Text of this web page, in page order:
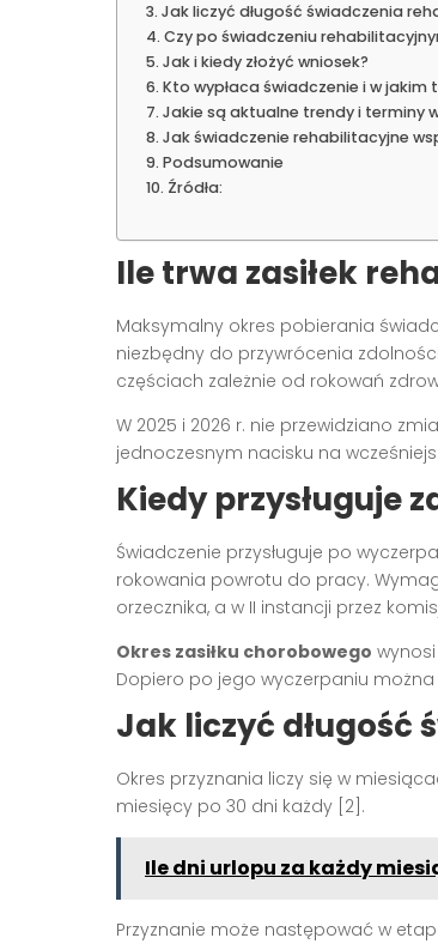
Jak liczyć długość świadczenia
Czy po świadczeniu
Jak i kiedy złożyć wniosek?
Kto wypłaca świadczenie i w jakim
Jakie są aktualne trendy i terminy
Jak świadczenie rehabilitacyjne
Podsumowanie
Źródła:
Ile trwa zasiłek
Maksymalny okres pobierania
niezbędny do przywrócenia
częściach zależnie od rokowań
W 2025 i 2026 r. nie przewidziano
jednoczesnym nacisku na
Kiedy przysługuje
Świadczenie przysługuje po
rokowania powrotu do pracy.
orzecznika, a w II instancji przez
Okres zasiłku chorobowego
Dopiero po jego wyczerpaniu
Jak liczyć długość
Okres przyznania liczy się w
miesięcy po 30 dni każdy [2].
Ile dni urlopu za każdy
Przyznanie może następować w